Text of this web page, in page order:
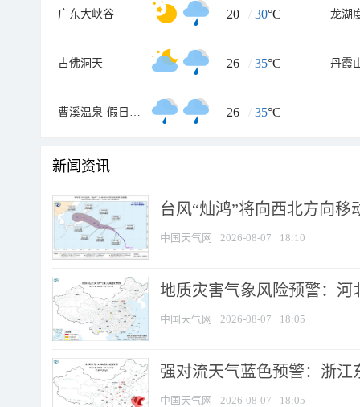
广东大峡谷 20 / 30°C 龙湖
古佛洞天 26 / 35°C 丹霞
曹溪温泉-假日度假村 26 / 35°C
新闻资讯
台风“灿鸿”将向西北方向移
中国天气网 2026-08-07 18:10
地质灾害气象风险预警：河
中国天气网 2026-08-07 18:05
强对流天气蓝色预警：浙江
中国天气网 2026-08-07 18:05